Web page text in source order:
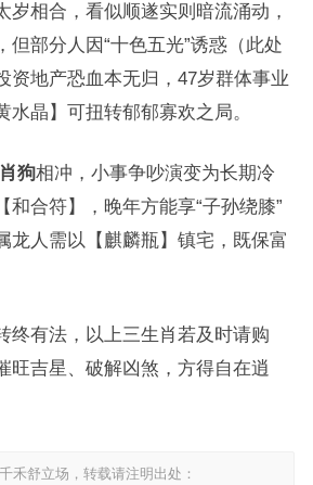
岁相合，看似顺遂实则暗流涌动，
但部分人因“十色五光”诱惑（此处
资地产恐血本无归，47岁群体事业
水晶】可扭转郁郁寡欢之局。
狗相冲，小事争吵演变为长期冷
和合符】，晚年方能享“子孙绕膝”
龙人需以【麒麟瓶】镇宅，既保富
终有法，以上三生肖若及时请购
旺吉星、破解凶煞，方得自在逍
禾舒立场，转载请注明出处：